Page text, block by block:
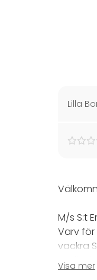
Lilla
M/s S:t
Varv för
vackra
svalka i
Visa mer